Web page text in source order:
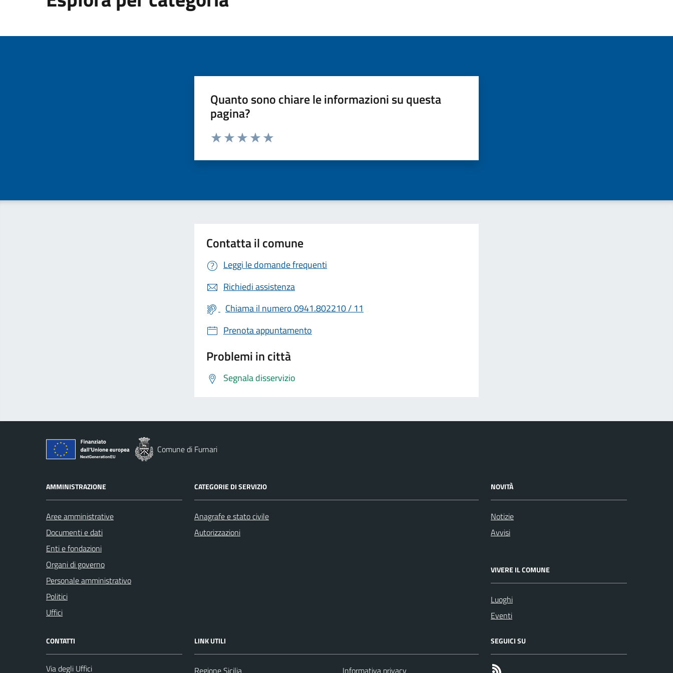
Quanto sono chiare le informazioni su questa
pagina?
Valuta da 1 a 5 stelle la pagina
Contatta il comune
Leggi le domande frequenti
Richiedi assistenza
Chiama il numero 0941.802210 / 11
Prenota appuntamento
Problemi in città
Segnala disservizio
Comune di Furnari
AMMINISTRAZIONE
Aree amministrative
Documenti e dati
Enti e fondazioni
Organi di governo
Personale amministrativo
Politici
Uffici
CATEGORIE DI SERVIZIO
Anagrafe e stato civile
Autorizzazioni
NOVITÀ
Notizie
Avvisi
VIVERE IL COMUNE
Luoghi
Eventi
CONTATTI
Via degli Uffici
LINK UTILI
Regione Sicilia Informativa privacy
SEGUICI SU